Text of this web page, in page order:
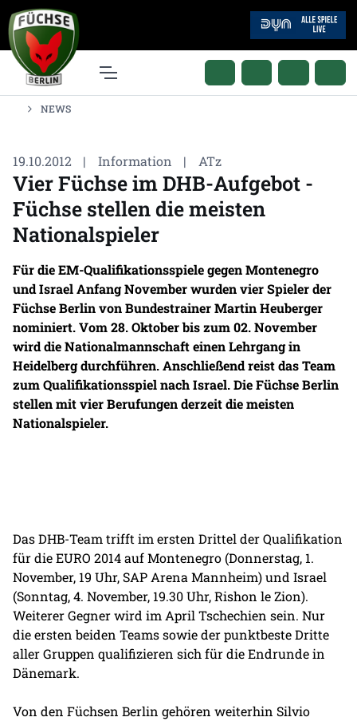
NEWS
19.10.2012 | Information | ATz
Vier Füchse im DHB-Aufgebot -
Füchse stellen die meisten
Nationalspieler
Für die EM-Qualifikationsspiele gegen Montenegro
und Israel Anfang November wurden vier Spieler der
Füchse Berlin von Bundestrainer Martin Heuberger
nominiert. Vom 28. Oktober bis zum 02. November
wird die Nationalmannschaft einen Lehrgang in
Heidelberg durchführen. Anschließend reist das Team
zum Qualifikationsspiel nach Israel. Die Füchse Berlin
stellen mit vier Berufungen derzeit die meisten
Nationalspieler.
Das DHB-Team trifft im ersten Drittel der Qualifikation
für die EURO 2014 auf Montenegro (Donnerstag, 1.
November, 19 Uhr, SAP Arena Mannheim) und Israel
(Sonntag, 4. November, 19.30 Uhr, Rishon le Zion).
Weiterer Gegner wird im April Tschechien sein. Nur
die ersten beiden Teams sowie der punktbeste Dritte
aller Gruppen qualifizieren sich für die Endrunde in
Dänemark.
Von den Füchsen Berlin gehören weiterhin Silvio